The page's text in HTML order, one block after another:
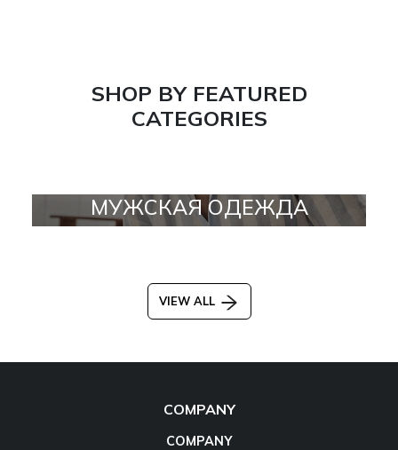
SHOP BY FEATURED
CATEGORIES
МУЖСКАЯ ОДЕЖДА
VIEW ALL
COMPANY
COMPANY